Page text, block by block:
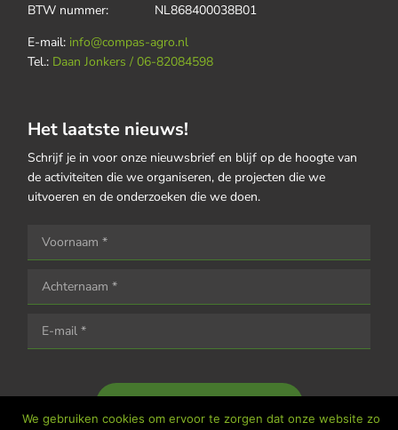
BTW nummer: NL868400038B01
E-mail: info@compas-agro.nl
Tel.: Daan Jonkers / 06-82084598
Het laatste nieuws!
Schrijf je in voor onze nieuwsbrief en blijf op de hoogte van
de activiteiten die we organiseren, de projecten die we
uitvoeren en de onderzoeken die we doen.
We gebruiken cookies om ervoor te zorgen dat onze website zo